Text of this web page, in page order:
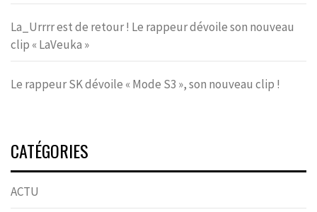
La_Urrrr est de retour ! Le rappeur dévoile son nouveau
clip « LaVeuka »
Le rappeur SK dévoile « Mode S3 », son nouveau clip !
CATÉGORIES
ACTU